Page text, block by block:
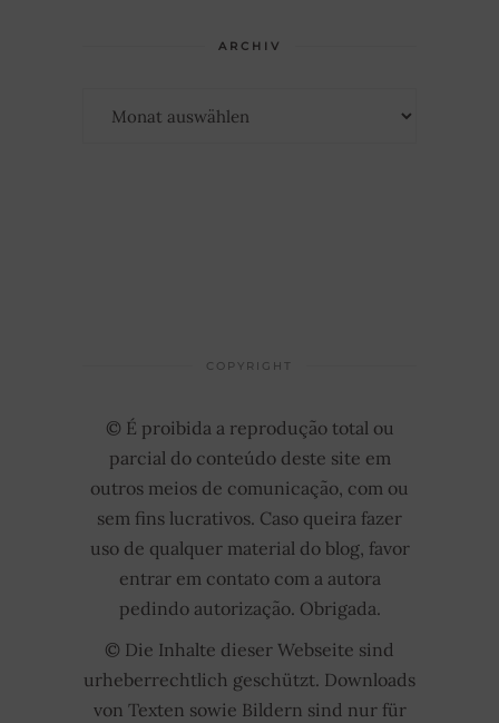
ARCHIV
COPYRIGHT
© É proibida a reprodução total ou
parcial do conteúdo deste site em
outros meios de comunicação, com ou
sem fins lucrativos. Caso queira fazer
uso de qualquer material do blog, favor
entrar em contato com a autora
pedindo autorização. Obrigada.
© Die Inhalte dieser Webseite sind
urheberrechtlich geschützt. Downloads
von Texten sowie Bildern sind nur für